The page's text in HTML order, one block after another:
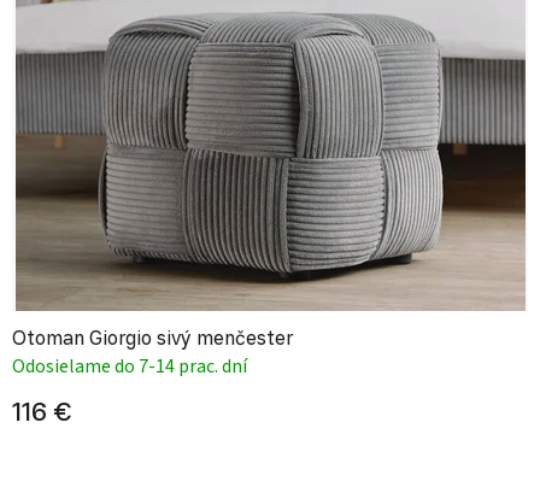
Otoman Giorgio sivý menčester
Odosielame do 7-14 prac. dní
116 €